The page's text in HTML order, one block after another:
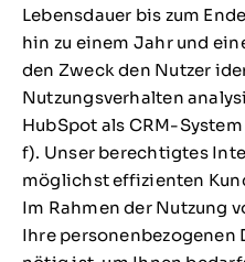
Lebensdauer bis zum
hin zu einem Jahr und
den Zweck den Nutzer
Nutzungsverhalten
HubSpot als CRM-
f). Unser berechtigtes
möglichst effizienten
Im Rahmen der Nutzung
Ihre personenbezogenen